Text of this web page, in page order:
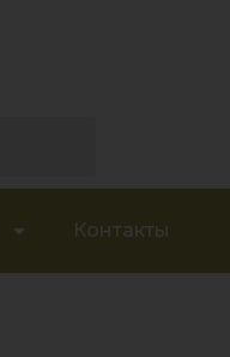
Контакты